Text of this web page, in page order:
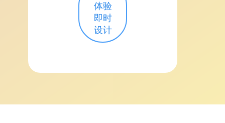
体验
即时
设计